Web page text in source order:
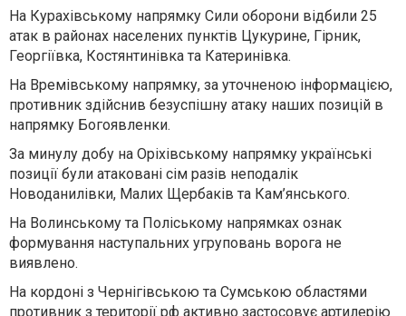
На Курахівському напрямку Сили оборони відбили 25
атак в районах населених пунктів Цукурине, Гірник,
Георгіївка, Костянтинівка та Катеринівка.
На Времівському напрямку, за уточненою інформацією,
противник здійснив безуспішну атаку наших позицій в
напрямку Богоявленки.
За минулу добу на Оріхівському напрямку українські
позиції були атаковані сім разів неподалік
Новоданилівки, Малих Щербаків та Кам’янського.
На Волинському та Поліському напрямках ознак
формування наступальних угруповань ворога не
виявлено.
На кордоні з Чернігівською та Сумською областями
противник з території рф активно застосовує артилерію